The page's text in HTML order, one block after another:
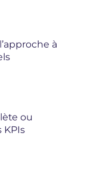
à
ou
KPIs